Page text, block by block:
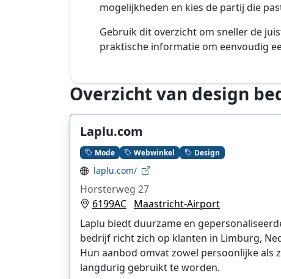
mogelijkheden en kies de partij die
Gebruik dit overzicht om sneller de
praktische informatie om eenvoudig
Overzicht van design
Laplu.com
Mode Webwinkel Design
laplu.com/
Horsterweg 27
6199AC Maastricht-Airport
Laplu biedt duurzame en
bedrijf richt zich op klanten in Limburg,
Hun aanbod omvat zowel persoonlijke als
langdurig gebruikt te worden.